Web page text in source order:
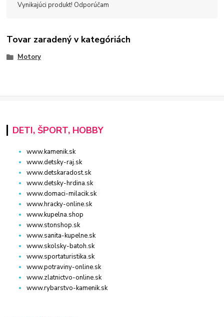
Vynikajúci produkt! Odporúčam
Tovar zaradený v kategóriách
Motory
DETI, ŠPORT, HOBBY
www.kamenik.sk
www.detsky-raj.sk
www.detskaradost.sk
www.detsky-hrdina.sk
www.domaci-milacik.sk
www.hracky-online.sk
www.kupelna.shop
www.stonshop.sk
www.sanita-kupelne.sk
www.skolsky-batoh.sk
www.sportaturistika.sk
www.potraviny-online.sk
www.zlatnictvo-online.sk
www.rybarstvo-kamenik.sk